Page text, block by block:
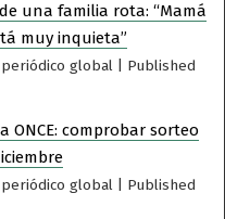
una familia rota: “Mamá
muy inquieta”
periódico global
Published
ONCE: comprobar sorteo
periódico global
Published